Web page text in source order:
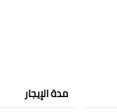
مدة الإيجار